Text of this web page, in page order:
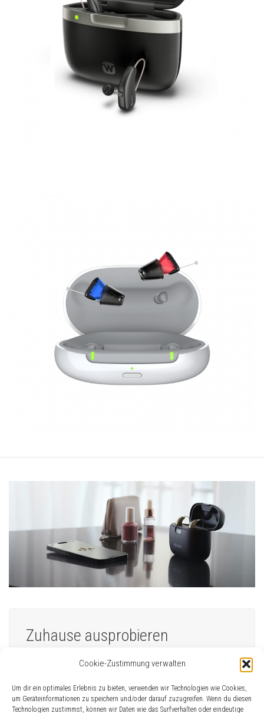
Cookie-Zustimmung verwalten
Um dir ein optimales Erlebnis zu bieten, verwenden wir Technologien wie Cookies,
um Geräteinformationen zu speichern und/oder darauf zuzugreifen. Wenn du diesen
Technologien zustimmst, können wir Daten wie das Surfverhalten oder eindeutige
Zuhause ausprobieren
Erleben Sie es selbst und melden Sie sich
unverbindlichen Probetragen an.